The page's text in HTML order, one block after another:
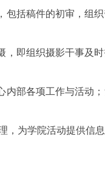
包括稿件的初审，组
，即组织摄影干事及
内部各项工作与活动
，为学院活动提供信